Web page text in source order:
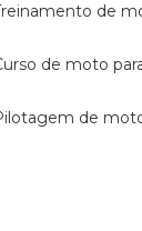
treinamento de
curso de moto
pilotagem de